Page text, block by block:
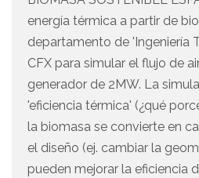
energía térmica a partir de
departamento de 'Ingeniería
CFX para simular el flujo de
generador de 2MW. La
'eficiencia térmica' (¿qué
la biomasa se convierte en
el diseño (ej. cambiar la
pueden mejorar la eficiencia